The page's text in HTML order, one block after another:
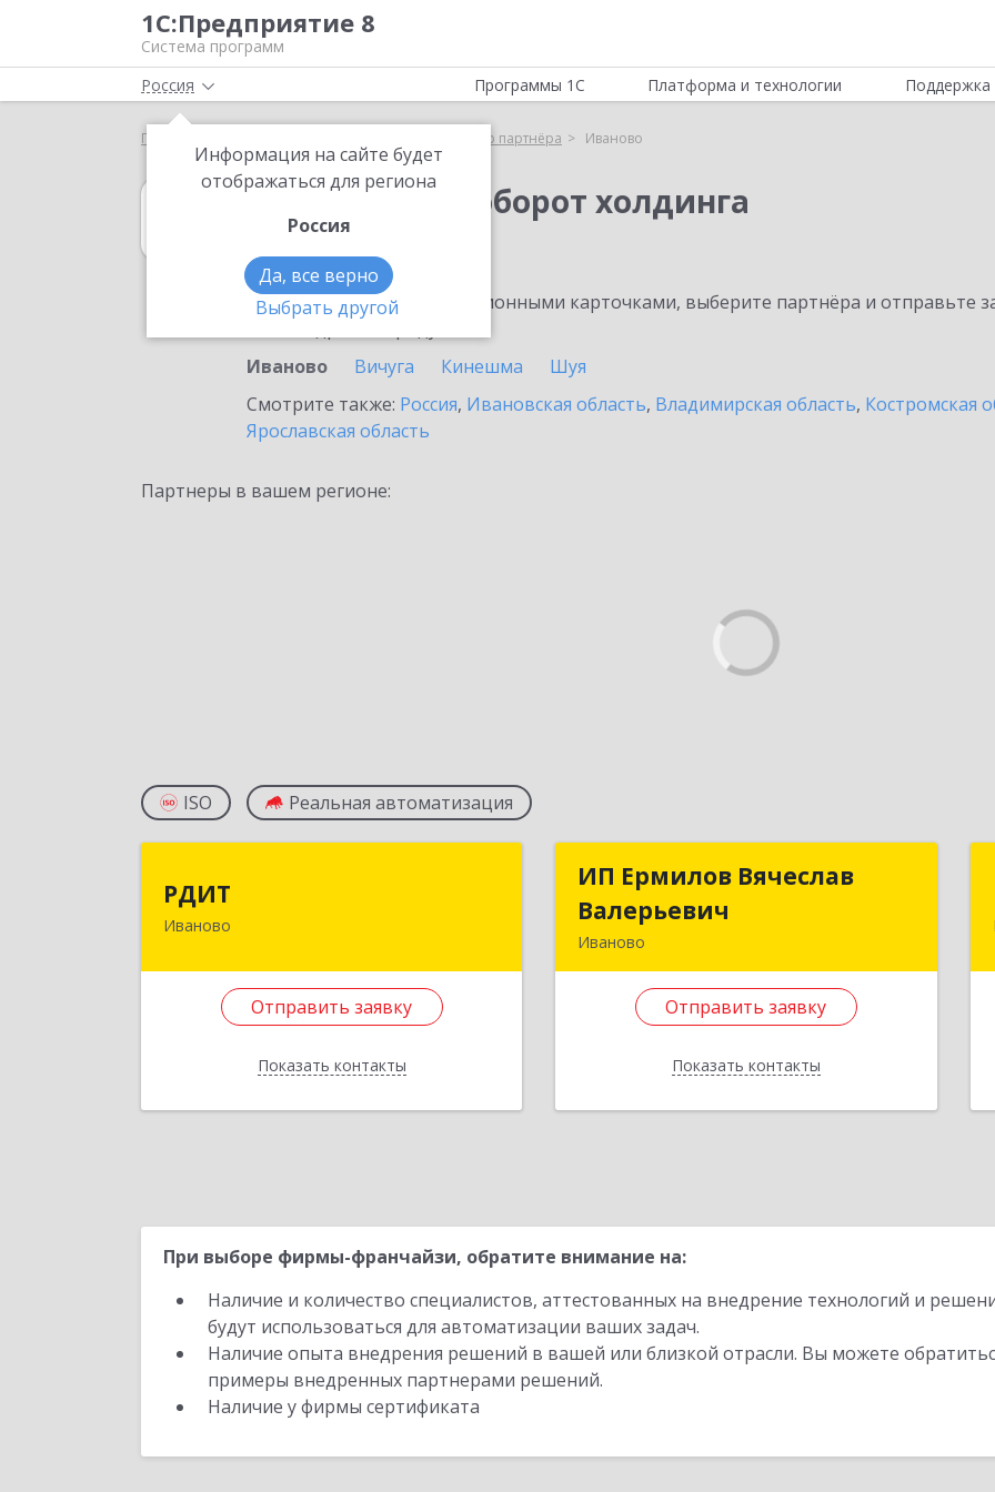
1С:Предприятие 8
Система программ
Россия
Информация на сайте будет
отображаться для региона
Россия
Да, все верно
Выбрать другой
Программы 1С Платформа и технологии Поддержка
Главная Выбор партнёра Иваново
1С:Документооборот холдинга
в Иваново
Ознакомьтесь с информационными карточками, выберите партнёра и отправьте
Иваново
Вичуга Кинешма
Шуя
Смотрите также: Россия, Ивановская область, Владимирская область, Костромская
Ярославская область
Партнеры в вашем регионе:
ISO Реальная автоматизация
РДИТ
Иваново
Отправить заявку
Показать контакты
153022, Ивановская обл, Иваново г,
Подробнее
Отправить заявку
Назад
ИП Ермилов Вячеслав
Валерьевич
Иваново
Отправить заявку
Показать контакты
ИП Ермилов Вячеслав
Жиделева ул, дом № 1, корпус 3, оф.6-
Подробнее
При выборе фирмы-франчайзи, обратите внимание на:
Наличие и количество специалистов, аттестованных на внедрение технологий и
будут использоваться для автоматизации ваших задач.
Наличие опыта внедрения решений в вашей или близкой отрасли. Вы можете
примеры внедренных партнерами решений.
Наличие у фирмы сертификата